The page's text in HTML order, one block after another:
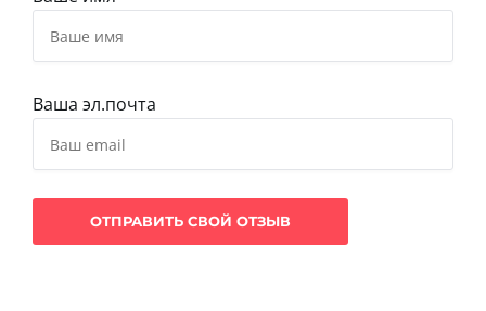
Ваша эл.почта